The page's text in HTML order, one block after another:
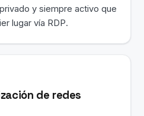
y siempre activo que
lugar vía RDP.
de redes